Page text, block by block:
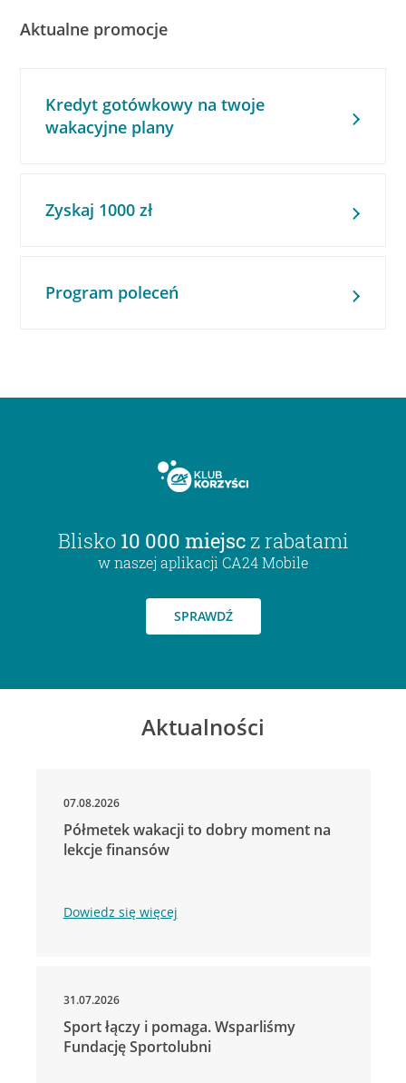
Aktualne promocje
Kredyt gotówkowy na twoje
wakacyjne plany
Zyskaj 1000 zł
Program poleceń
Blisko 10 000 miejsc z rabatami
w naszej aplikacji CA24 Mobile
SPRAWDŹ
Aktualności
07.08.2026
Półmetek wakacji to dobry moment na
lekcje finansów
Dowiedz się więcej
31.07.2026
Sport łączy i pomaga. Wsparliśmy
Fundację Sportolubni